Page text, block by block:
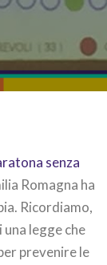
senza
Romagna ha
Ricordiamo,
legge che
prevenire le